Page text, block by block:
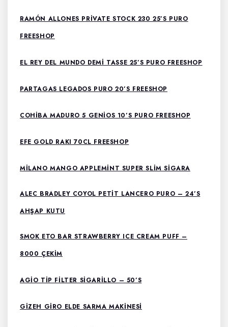
RAMÓN ALLONES PRIVATE STOCK 230 25’S PURO
FREESHOP
EL REY DEL MUNDO DEMI TASSE 25’S PURO FREESHOP
PARTAGAS LEGADOS PURO 20’S FREESHOP
COHIBA MADURO 5 GENIOS 10’S PURO FREESHOP
EFE GOLD RAKI 70CL FREESHOP
MILANO MANGO APPLEMINT SUPER SLIM SIGARA
ALEC BRADLEY COYOL PETIT LANCERO PURO – 24’S
AHŞAP KUTU
SMOK ETO BAR STRAWBERRY ICE CREAM PUFF –
8000 ÇEKIM
AGIO TIP FILTER SIGARILLO – 50’S
GIZEH GIRO ELDE SARMA MAKINESI